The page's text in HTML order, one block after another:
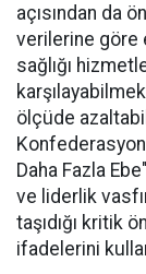
açısından da
verilerine göre
sağlığı
ölçüde
Daha Fazla
ve liderlik
taşıdığı kritik
ifadelerini